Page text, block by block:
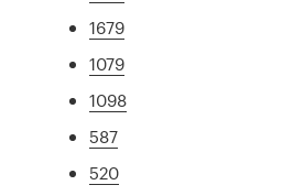
1679
1079
1098
587
520